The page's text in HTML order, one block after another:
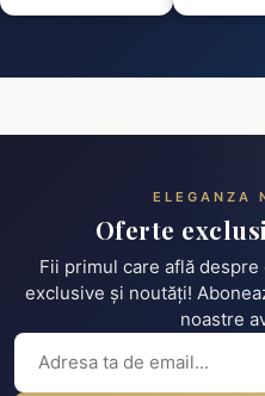
ELEGANZA
Oferte
Fii primul care află
exclusive și noutăți!
noastre